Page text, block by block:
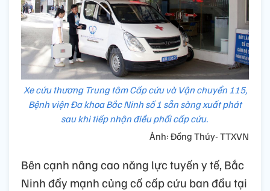
Xe cứu thương Trung tâm Cấp cứu và Vận chuyển 115,
Bệnh viện Đa khoa Bắc Ninh số 1 sẵn sàng xuất phát
sau khi tiếp nhận điều phối cấp cứu.
Ảnh: Đồng Thúy- TTXVN
Bên cạnh nâng cao năng lực tuyến y tế, Bắc
Ninh đẩy mạnh củng cố cấp cứu ban đầu tại